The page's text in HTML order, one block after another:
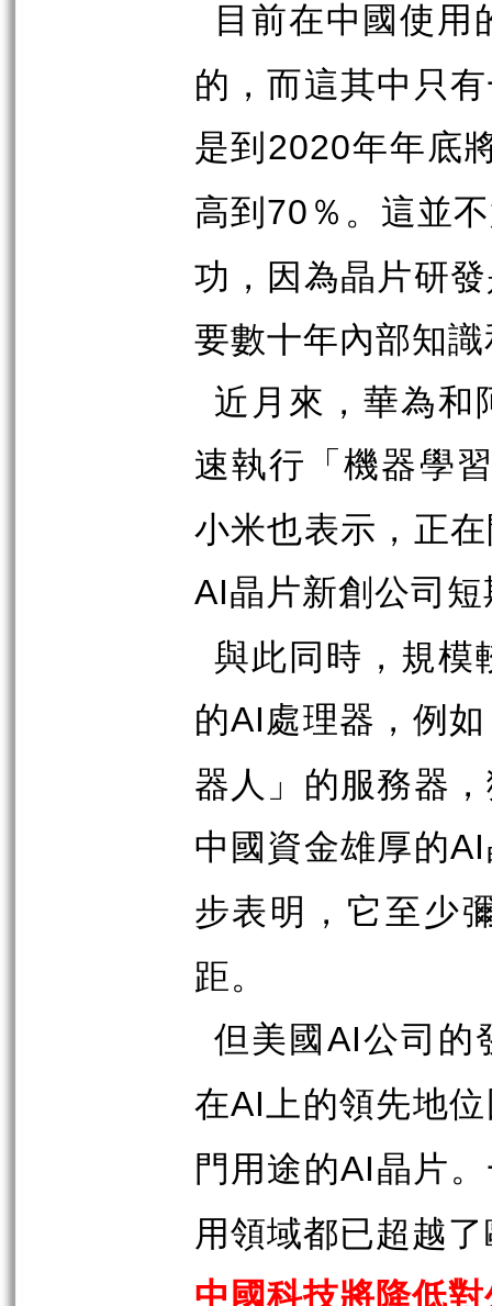
目前在中國使用
的，而這其中只
是到2020年年底
高到70 ％。這並
功，因為晶片研
要數十年內部知
近月來，華為和
速執行「機器學
小米也表示，正
AI晶片新創公司
與此同時，規模
的AI處理器，例
器人」的服務器
中國資金雄厚的AI
步表明，它至少
距。
但美國AI公司的
在AI上的領先地
門用途的AI晶片
用領域都已超越
中國科技將降低